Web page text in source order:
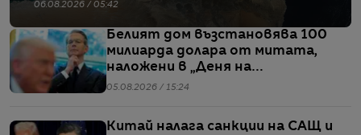
06.08.2026 / 05:42
Белият дом възстановява 100
милиарда долара от митата,
наложени в „Деня на
освобождението“
05.08.2026 / 15:24
Китай налага санкции на САЩ и